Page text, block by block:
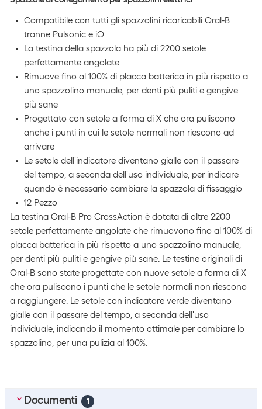
Compatibile con tutti gli spazzolini ricaricabili Oral-B
tranne Pulsonic e iO
La testina della spazzola ha più di 2200 setole
perfettamente angolate
Rimuove fino al 100% di placca batterica in più rispetto a
uno spazzolino manuale, per denti più puliti e gengive
più sane
Progettato con setole a forma di X che ora puliscono
anche i punti in cui le setole normali non riescono ad
arrivare
Le setole dell'indicatore diventano gialle con il passare
del tempo, a seconda dell'uso individuale, per indicare
quando è necessario cambiare la spazzola di fissaggio
12 Pezzo
La testina Oral-B Pro CrossAction è dotata di oltre 2200
setole perfettamente angolate che rimuovono fino al 100% di
placca batterica in più rispetto a uno spazzolino manuale,
per denti più puliti e gengive più sane. Le testine originali di
Oral-B sono state progettate con nuove setole a forma di X
che ora puliscono i punti che le setole normali non riescono
a raggiungere. Le setole con indicatore verde diventano
gialle con il passare del tempo, a seconda dell'uso
individuale, indicando il momento ottimale per cambiare lo
spazzolino, per una pulizia al 100%.
Documenti 1